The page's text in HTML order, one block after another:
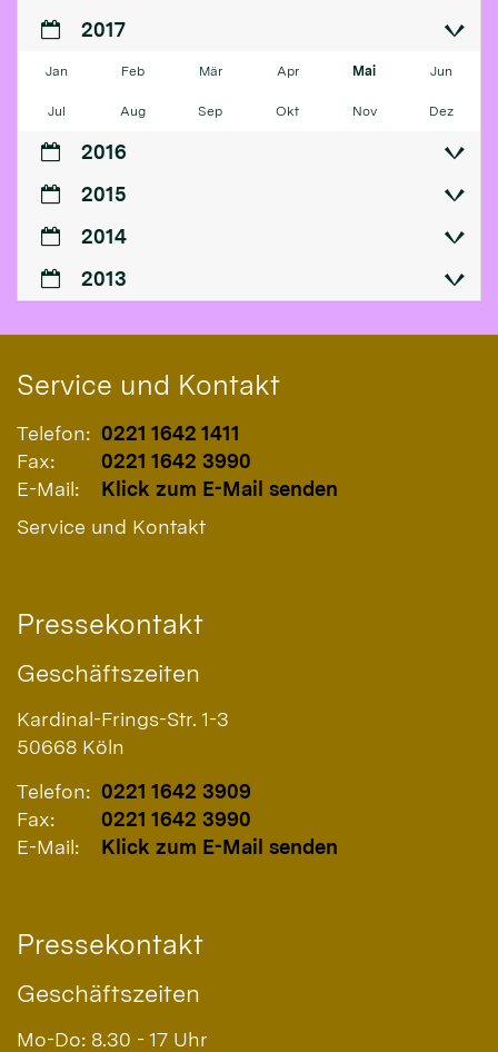
2017
Jan Feb Mär Apr Mai Jun
Jul Aug Sep Okt Nov Dez
2016
2015
2014
2013
Service und Kontakt
Telefon: 0221 1642 1411
Fax:
0221 1642 3990
E-Mail:
Klick zum E-Mail senden
Service und Kontakt
Pressekontakt
Geschäftszeiten
Kardinal-Frings-Str. 1-3
50668 Köln
Telefon: 0221 1642 3909
Fax:
0221 1642 3990
E-Mail:
Klick zum E-Mail senden
Pressekontakt
Geschäftszeiten
Mo-Do: 8.30 - 17 Uhr